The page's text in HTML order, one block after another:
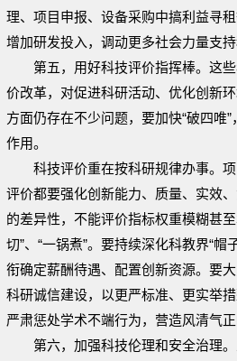
理、项目申报、设备采购中搞利益寻
增加研发投入，调动更多社会力量支持
第五，用好科技评价指挥棒。这
价改革，对促进科研活动、优化创新
方面仍存在不少问题，要加快“破四唯
作用。
科技评价重在按科研规律办事。
评价都要强化创新能力、质量、实效
的差异性，不能评价指标权重模糊甚
切”、“一锅煮”。要持续深化科教界“帽
衔确定薪酬待遇、配置创新资源。要
科研诚信建设，以更严标准、更实举
严肃惩处学术不端行为，营造风清气正
第六，加强科技伦理和安全治理